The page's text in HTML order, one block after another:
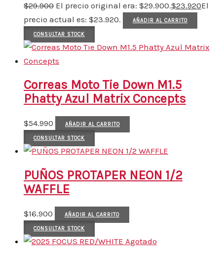
$29.900 El precio original era: $29.900.$23.920El
precio actual es: $23.920.
AÑADIR AL CARRITO
CONSULTAR STOCK
Correas Moto Tie Down M1.5
Phatty Azul Matrix Concepts
$54.990 AÑADIR AL CARRITO
CONSULTAR STOCK
PUÑOS PROTAPER NEON 1/2
WAFFLE
$16.900 AÑADIR AL CARRITO
CONSULTAR STOCK
Agotado